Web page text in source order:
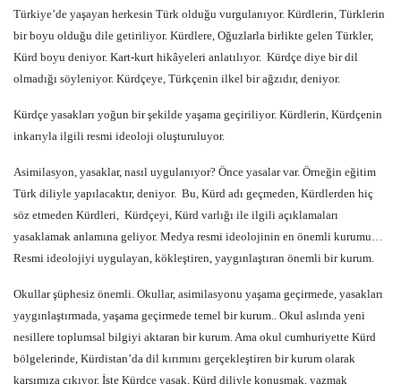
Türkiye’de yaşayan herkesin Türk olduğu vurgulanıyor. Kürdlerin, Türklerin
bir boyu olduğu dile getiriliyor. Kürdlere, Oğuzlarla birlikte gelen Türkler,
Kürd boyu deniyor. Kart-kurt hikâyeleri anlatılıyor. Kürdçe diye bir dil
olmadığı söyleniyor. Kürdçeye, Türkçenin ilkel bir ağzıdır, deniyor.
Kürdçe yasakları yoğun bir şekilde yaşama geçiriliyor. Kürdlerin, Kürdçenin
inkarıyla ilgili resmi ideoloji oluşturuluyor.
Asimilasyon, yasaklar, nasıl uygulanıyor? Önce yasalar var. Örneğin eğitim
Türk diliyle yapılacaktır, deniyor. Bu, Kürd adı geçmeden, Kürdlerden hiç
söz etmeden Kürdleri, Kürdçeyi, Kürd varlığı ile ilgili açıklamaları
yasaklamak anlamına geliyor. Medya resmi ideolojinin en önemli kurumu…
Resmi ideolojiyi uygulayan, kökleştiren, yaygınlaştıran önemli bir kurum.
Okullar şüphesiz önemli. Okullar, asimilasyonu yaşama geçirmede, yasakları
yaygınlaştırmada, yaşama geçirmede temel bir kurum.. Okul aslında yeni
nesillere toplumsal bilgiyi aktaran bir kurum. Ama okul cumhuriyette Kürd
bölgelerinde, Kürdistan’da dil kırımını gerçekleştiren bir kurum olarak
karşımıza çıkıyor. İşte Kürdçe yasak, Kürd diliyle konuşmak, yazmak